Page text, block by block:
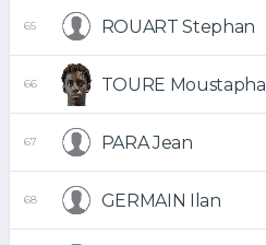
65 ROUART Stephan
66 TOURE Moustapha
67 PARA Jean
68 GERMAIN Ilan